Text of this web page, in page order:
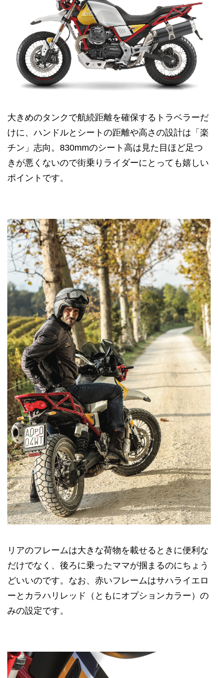
大きめのタンクで航続距離を確保するトラベラーだ
けに、ハンドルとシートの距離や高さの設計は「楽
チン」志向。830mmのシート高は見た目ほど足つ
きが悪くないので街乗りライダーにとっても嬉しい
ポイントです。
リアのフレームは大きな荷物を載せるときに便利な
だけでなく、後ろに乗ったママが掴まるのにちょう
どいいのです。なお、赤いフレームはサハライエロ
ーとカラハリレッド（ともにオプションカラー）の
みの設定です。